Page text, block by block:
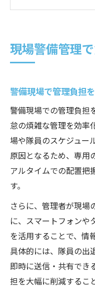
シフト管理の効
警備シフト
方
シフト自動
方法
警備員の労
適化
警備管制シ
経験者が語る警
警備管理職
ハウ
警備資格取
は
警備業界で評
現場警備管理
警備現場で管理負担
警備現場での管理負担
怠の煩雑な管理を効率
場や隊員のスケジュー
原因となるため、専用
アルタイムでの配置把
す。
さらに、管理者が現場
に、スマートフォンや
を活用することで、情
具体的には、隊員の出
即時に送信・共有でき
担を大幅に削減するこ